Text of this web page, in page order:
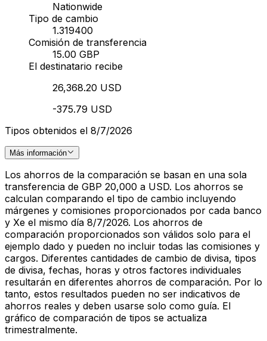
Nationwide
Tipo de cambio
1.319400
Comisión de transferencia
15.00 GBP
El destinatario recibe
26,368.20 USD
-375.79 USD
Tipos obtenidos el 8/7/2026
Más información
Los ahorros de la comparación se basan en una sola
transferencia de GBP 20,000 a USD. Los ahorros se
calculan comparando el tipo de cambio incluyendo
márgenes y comisiones proporcionados por cada banco
y Xe el mismo día 8/7/2026. Los ahorros de
comparación proporcionados son válidos solo para el
ejemplo dado y pueden no incluir todas las comisiones y
cargos. Diferentes cantidades de cambio de divisa, tipos
de divisa, fechas, horas y otros factores individuales
resultarán en diferentes ahorros de comparación. Por lo
tanto, estos resultados pueden no ser indicativos de
ahorros reales y deben usarse solo como guía. El
gráfico de comparación de tipos se actualiza
trimestralmente.